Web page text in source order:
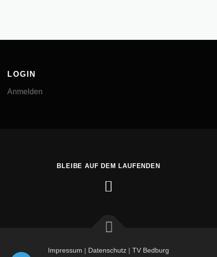
LOGIN
Anmelden
BLEIBE AUF DEM LAUFENDEN
Impressum | Datenschutz | TV Bedburg